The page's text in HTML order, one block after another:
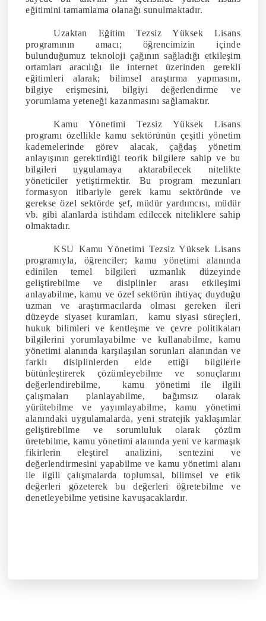
eğitimini tamamlama olanağı sunulmaktadır.
Uzaktan Eğitim Tezsiz Yüksek Lisans
programının amacı; öğrencimizin içinde
bulunduğumuz teknoloji çağının sağladığı etkileşim
ortamları aracılığı ile internet üzerinden gerekli
eğitimleri alarak; bilimsel araştırma yapmasını,
bilgiye erişmesini, bilgiyi değerlendirme ve
yorumlama yeteneği kazanmasını sağlamaktır.
Kamu Yönetimi Tezsiz Yüksek Lisans
programı özellikle kamu sektörünün çeşitli yönetim
kademelerinde görev alacak, çağdaş yönetim
anlayışının gerektirdiği teorik bilgilere sahip ve bu
bilgileri uygulamaya aktarabilecek nitelikte
yöneticiler yetiştirmektir. Bu program mezunları
formasyon itibariyle gerek kamu sektöründe ve
gerekse özel sektörde şef, müdür yardımcısı, müdür
vb. gibi alanlarda istihdam edilecek niteliklere sahip
olmaktadır.
KSU Kamu Yönetimi Tezsiz Yüksek Lisans
programıyla, öğrenciler; kamu yönetimi alanında
edinilen temel bilgileri uzmanlık düzeyinde
geliştirebilme ve disiplinler arası etkileşimi
anlayabilme, kamu ve özel sektörün ihtiyaç duyduğu
uzman ve araştırmacılarda olması gereken ileri
düzeyde siyaset kuramları, kamu siyasi süreçleri,
hukuk bilimleri ve kentleşme ve çevre politikaları
bilgilerini yorumlayabilme ve kullanabilme, kamu
yönetimi alanında karşılaşılan sorunları alanından ve
farklı disiplinlerden elde ettiği bilgilerle
bütünleştirerek çözümleyebilme ve sonuçlarını
değerlendirebilme, kamu yönetimi ile ilgili
çalışmaları planlayabilme, bağımsız olarak
yürütebilme ve yayımlayabilme, kamu yönetimi
alanındaki uygulamalarda, yeni stratejik yaklaşımlar
geliştirebilme ve sorumluluk olarak çözüm
üretebilme, kamu yönetimi alanında yeni ve karmaşık
fikirlerin eleştirel analizini, sentezini ve
değerlendirmesini yapabilme ve kamu yönetimi alanı
ile ilgili çalışmalarda toplumsal, bilimsel ve etik
değerleri gözeterek bu değerleri öğretebilme ve
denetleyebilme yetisine kavuşacaklardır.